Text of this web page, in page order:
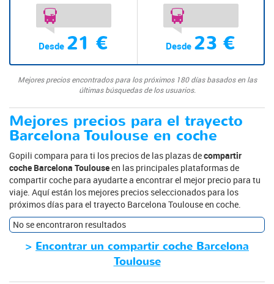
Desde 21 € Desde 23 €
Mejores precios encontrados para los próximos 180 días basados en las
últimas búsquedas de los usuarios.
Mejores precios para el trayecto
Barcelona Toulouse en coche
Gopili compara para ti los precios de las plazas decompartir
coche Barcelona Toulouseen las principales plataformas de
compartir coche para ayudarte a encontrar el mejor precio para tu
viaje. Aquí están los mejores precios seleccionados para los
próximos días para el trayecto Barcelona Toulouse en coche.
No se encontraron resultados
> Encontrar un compartir coche Barcelona
Toulouse